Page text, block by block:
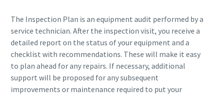
The Inspection Plan is an equipment audit performed by a
service technician. After the inspection visit, you receive a
detailed report on the status of your equipment and a
checklist with recommendations. These will make it easy
to plan ahead for any repairs. If necessary, additional
support will be proposed for any subsequent
improvements or maintenance required to put your